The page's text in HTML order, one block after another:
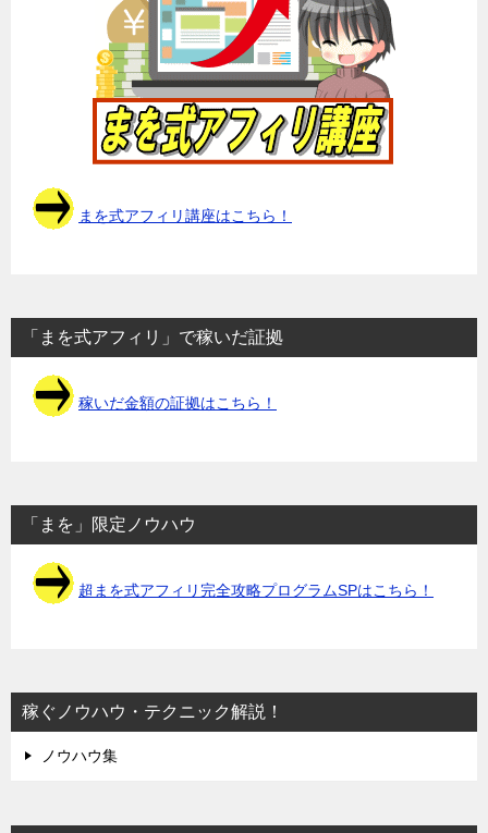
まを式アフィリ講座はこちら！
「まを式アフィリ」で稼いだ証拠
稼いだ金額の証拠はこちら！
「まを」限定ノウハウ
超まを式アフィリ完全攻略プログラムSPはこちら！
稼ぐノウハウ・テクニック解説！
ノウハウ集